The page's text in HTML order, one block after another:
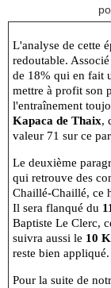
L'analyse de cette
redoutable.
de 18% qui en fait
mettre à profit son
l'entraînement
Kapaca de Thaix,
valeur 71 sur ce
Le deuxième
qui retrouve des
Chaillé-Chaillé, ce
Il sera flanqué du
Baptiste Le Clerc,
suivra aussi le 10
reste bien appliqué.
Pour la suite de